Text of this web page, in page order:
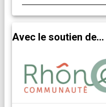
Avec le soutien de...